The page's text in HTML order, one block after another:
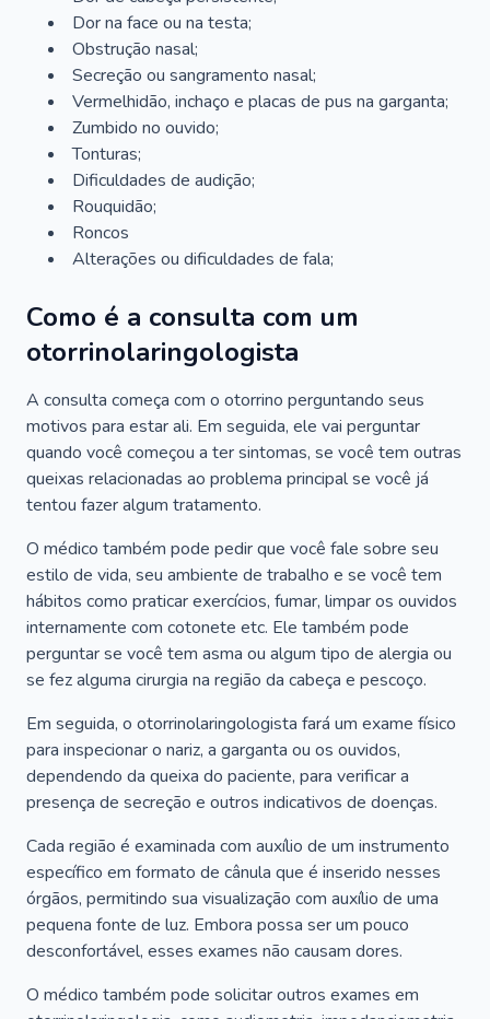
Dor na face ou na testa;
Obstrução nasal;
Secreção ou sangramento nasal;
Vermelhidão, inchaço e placas de pus na garganta;
Zumbido no ouvido;
Tonturas;
Dificuldades de audição;
Rouquidão;
Roncos
Alterações ou dificuldades de fala;
Como é a consulta com um
otorrinolaringologista
A consulta começa com o otorrino perguntando seus
motivos para estar ali. Em seguida, ele vai perguntar
quando você começou a ter sintomas, se você tem outras
queixas relacionadas ao problema principal se você já
tentou fazer algum tratamento.
O médico também pode pedir que você fale sobre seu
estilo de vida, seu ambiente de trabalho e se você tem
hábitos como praticar exercícios, fumar, limpar os ouvidos
internamente com cotonete etc. Ele também pode
perguntar se você tem asma ou algum tipo de alergia ou
se fez alguma cirurgia na região da cabeça e pescoço.
Em seguida, o otorrinolaringologista fará um exame físico
para inspecionar o nariz, a garganta ou os ouvidos,
dependendo da queixa do paciente, para verificar a
presença de secreção e outros indicativos de doenças.
Cada região é examinada com auxílio de um instrumento
específico em formato de cânula que é inserido nesses
órgãos, permitindo sua visualização com auxílio de uma
pequena fonte de luz. Embora possa ser um pouco
desconfortável, esses exames não causam dores.
O médico também pode solicitar outros exames em